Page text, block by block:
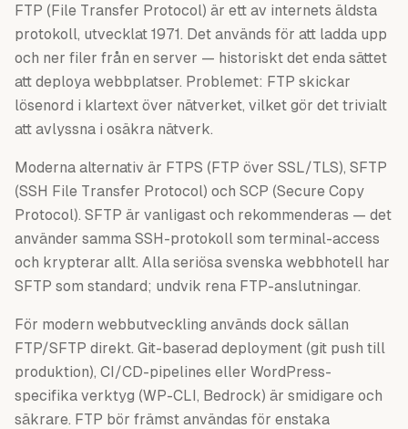
FTP (File Transfer Protocol) är ett av internets äldsta
protokoll, utvecklat 1971. Det används för att ladda upp
och ner filer från en server — historiskt det enda sättet
att deploya webbplatser. Problemet: FTP skickar
lösenord i klartext över nätverket, vilket gör det trivialt
att avlyssna i osäkra nätverk.
Moderna alternativ är FTPS (FTP över SSL/TLS), SFTP
(SSH File Transfer Protocol) och SCP (Secure Copy
Protocol). SFTP är vanligast och rekommenderas — det
använder samma SSH-protokoll som terminal-access
och krypterar allt. Alla seriösa svenska webbhotell har
SFTP som standard; undvik rena FTP-anslutningar.
För modern webbutveckling används dock sällan
FTP/SFTP direkt. Git-baserad deployment (git push till
produktion), CI/CD-pipelines eller WordPress-
specifika verktyg (WP-CLI, Bedrock) är smidigare och
säkrare. FTP bör främst användas för enstaka